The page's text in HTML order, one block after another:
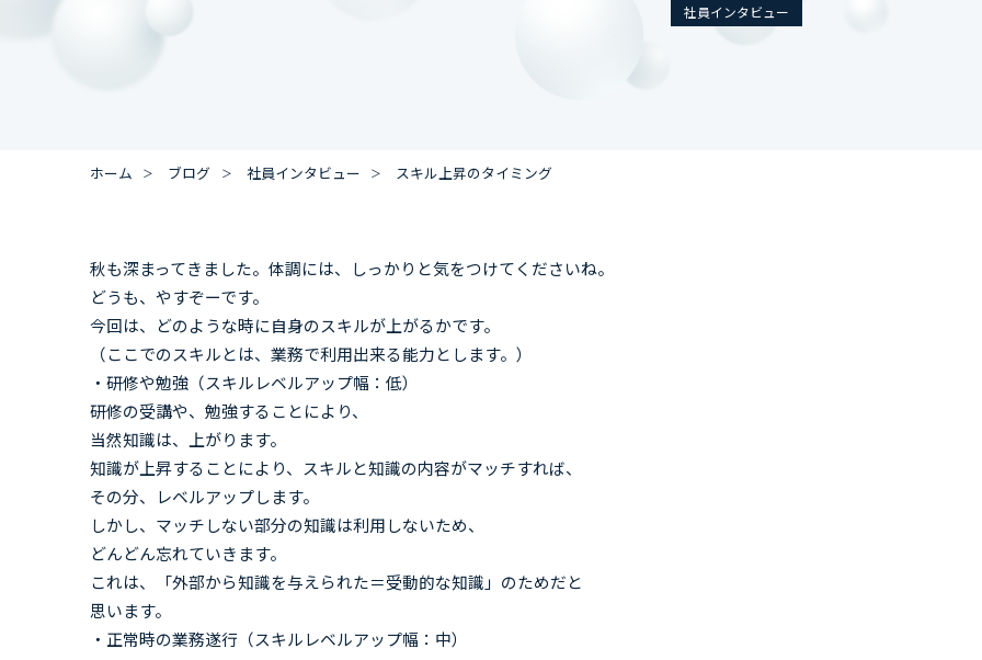
社員インタビュー
ホーム ブログ 社員インタビュー スキル上昇のタイミング
秋も深まってきました。体調には、しっかりと気をつけてくださいね。
どうも、やすぞーです。
今回は、どのような時に自身のスキルが上がるかです。
（ここでのスキルとは、業務で利用出来る能力とします。）
・研修や勉強（スキルレベルアップ幅：低）
研修の受講や、勉強することにより、
当然知識は、上がります。
知識が上昇することにより、スキルと知識の内容がマッチすれば、
その分、レベルアップします。
しかし、マッチしない部分の知識は利用しないため、
どんどん忘れていきます。
これは、「外部から知識を与えられた＝受動的な知識」のためだと
思います。
・正常時の業務遂行（スキルレベルアップ幅：中）